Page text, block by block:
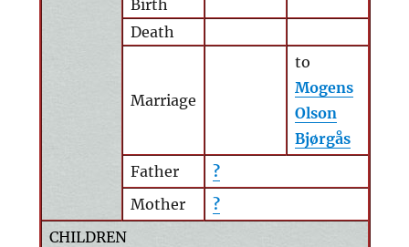
Birth
Death
Marriage
to
Mogens
Olson
Bjørgås
Father
?
Mother
?
CHILDREN